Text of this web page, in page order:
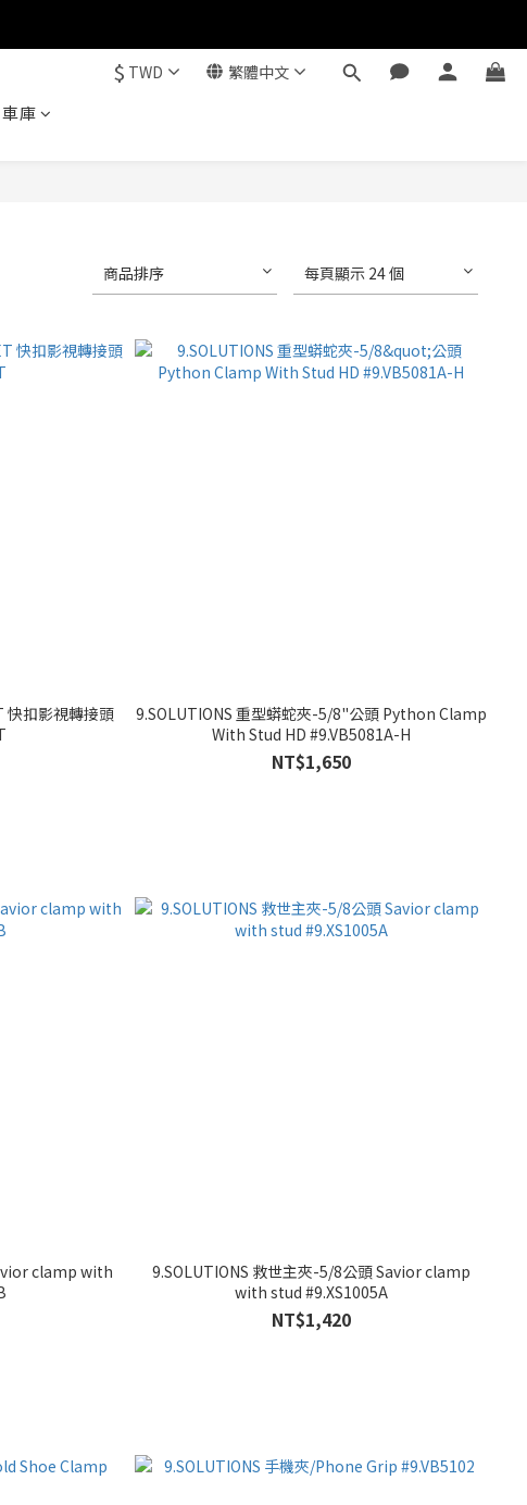
$ TWD 繁體中文
庫
商品排序 每頁顯示 24 個
快扣影視轉接頭
9.SOLUTIONS 重型蟒蛇夾-5/8"公頭 Python Clamp
With Stud HD #9.VB5081A-H
NT$1,650
clamp with
9.SOLUTIONS 救世主夾-5/8公頭 Savior clamp
with stud #9.XS1005A
NT$1,420